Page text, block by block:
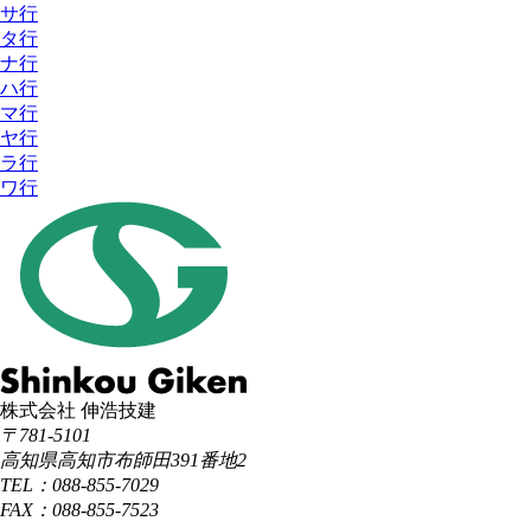
サ行
タ行
ナ行
ハ行
マ行
ヤ行
ラ行
ワ行
株式会社 伸浩技建
〒781-5101
高知県高知市布師田391番地2
TEL：088-855-7029
FAX：088-855-7523